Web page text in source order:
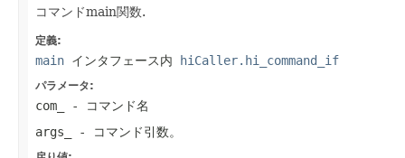
コマンドmain関数.
定義:
main インタフェース内 hiCaller.hi_command_if
パラメータ:
com_
- コマンド名
args_
- コマンド引数。